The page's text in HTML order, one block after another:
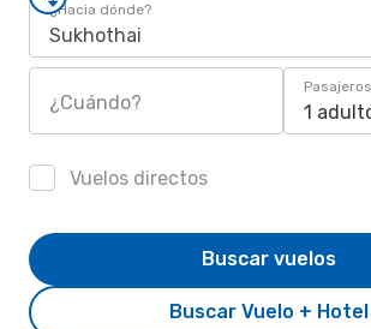
¿Hacia dónde?
Sukhothai
¿Cuándo?
Pasajeros
1
Vuelos directos
Buscar Vuelo + Hotel
Buscar vuelos